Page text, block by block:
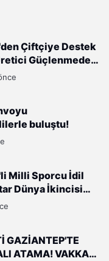
Çiftçiye Destek
Güçlenmeden
buluştu!
Milli Sporcu İdil
Dünya İkincisi
GAZİANTEP'TE
ATAMA! VAKKAS